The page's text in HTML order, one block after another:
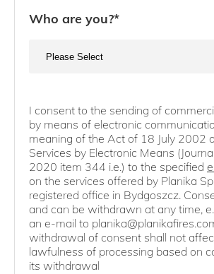
Who are you?*
I consent to the sending of
by means of electronic
meaning of the Act of 18 July 2002
Services by Electronic Means
2020 item 344 i.e.) to the specified
on the services offered by Planika
registered office in Bydgoszcz.
and can be withdrawn at any time,
an e-mail to
withdrawal of consent shall not
lawfulness of processing based on
its withdrawal